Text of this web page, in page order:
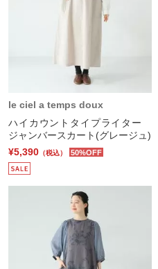
le ciel a temps doux
ハイカウントタイプライター
ジャンバースカート(グレージュ)
¥5,390 （税込） 50%OFF